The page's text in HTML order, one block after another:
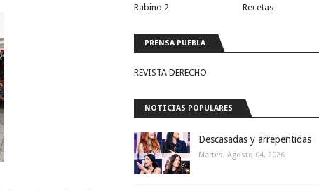
Rabino 2
Recetas
PRENSA PUEBLA
REVISTA DERECHO
NOTICIAS POPULARES
Descasadas y arrepentidas
Martes, Agosto 04, 2026